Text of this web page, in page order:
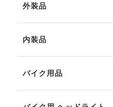
外装品
内装品
バイク用品